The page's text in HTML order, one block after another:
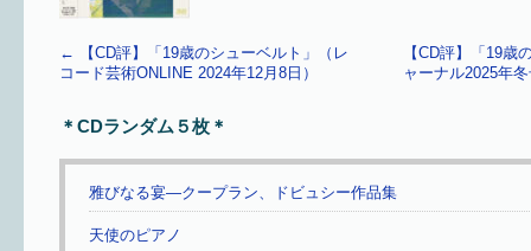
←
【CD評】「19歳のシューベルト」（レ
コード芸術ONLINE 2024年12月8日）
【CD評】「19歳
ャーナル2025年
＊CDランダム５枚＊
雅びなる宴—クープラン、ドビュシー作品集
天使のピアノ